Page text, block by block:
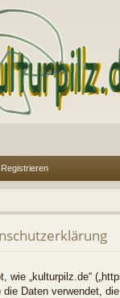
Registrieren
wie „kulturpilz.de“
die Daten verwendet,